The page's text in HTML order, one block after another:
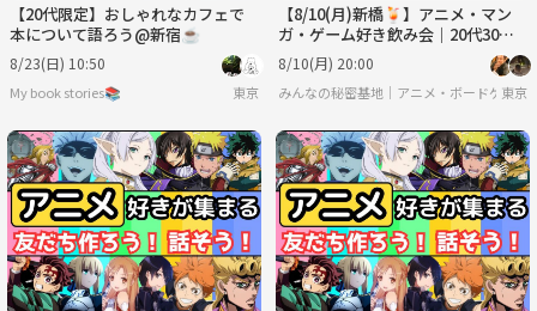
【20代限定】おしゃれなカフェで
本について語ろう@新宿☕️
8/23(日) 10:50
My book stories📚 東京
【8/10(月)新橋🍹】アニメ・マン
ガ・ゲーム好き飲み会｜20代30代
中心✨
8/10(月) 20:00
みんなの秘密基地｜アニメ・ボードゲーム
東京